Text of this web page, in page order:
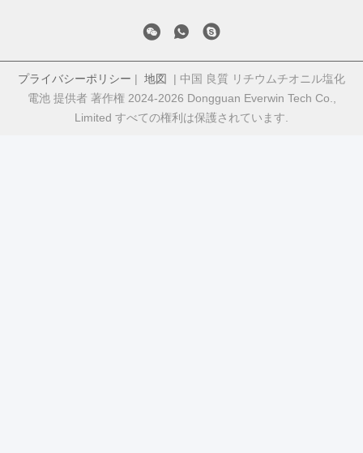
プライバシーポリシー | 地図
| 中国 良質 リチウムチオニル塩化
電池 提供者 著作権 2024-2026 Dongguan Everwin Tech Co.,
Limited すべての権利は保護されています.